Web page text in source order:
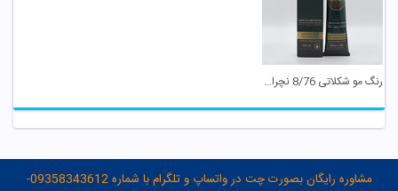
رنگ مو شکلاتی 8/76 نچرال اینیستینکس
مشاوره رایگان بصورت چت در واتساپ و تلگرام با شماره 09358343612-